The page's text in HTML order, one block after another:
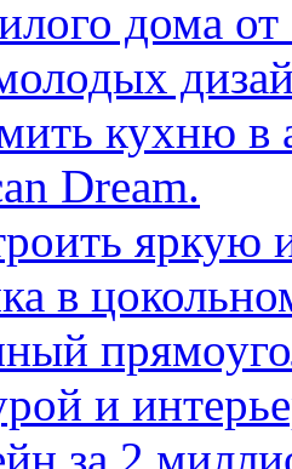
дома
кухню в
Dream.
яркую
в
и